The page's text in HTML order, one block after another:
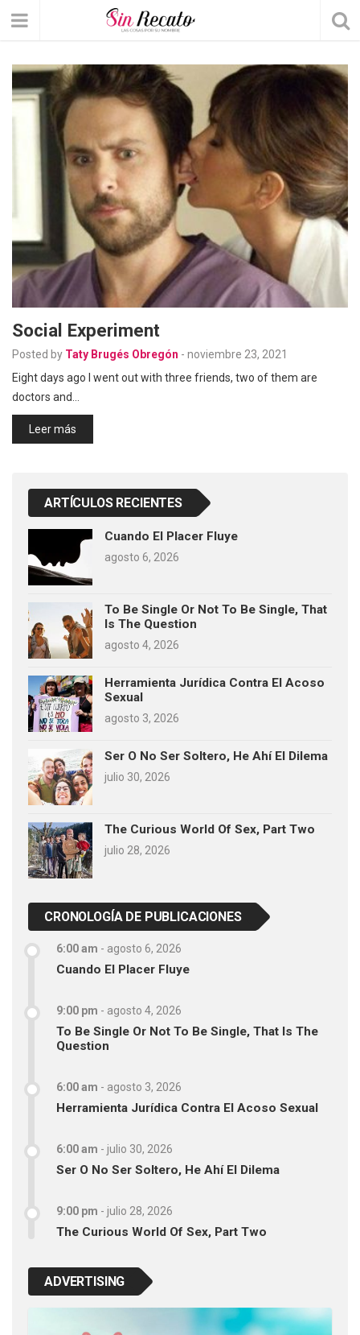
Social Experiment
Posted by Taty Brugés Obregón - noviembre 23, 2021
Eight days ago I went out with three friends, two of them are
doctors and…
Leer más
ARTÍCULOS RECIENTES
Cuando El Placer Fluye
agosto 6, 2026
To Be Single Or Not To Be Single, That
Is The Question
agosto 4, 2026
Herramienta Jurídica Contra El Acoso
Sexual
agosto 3, 2026
Ser O No Ser Soltero, He Ahí El Dilema
julio 30, 2026
The Curious World Of Sex, Part Two
julio 28, 2026
CRONOLOGÍA DE PUBLICACIONES
6:00 am - agosto 6, 2026
Cuando El Placer Fluye
9:00 pm - agosto 4, 2026
To Be Single Or Not To Be Single, That Is The
Question
6:00 am - agosto 3, 2026
Herramienta Jurídica Contra El Acoso Sexual
6:00 am - julio 30, 2026
Ser O No Ser Soltero, He Ahí El Dilema
9:00 pm - julio 28, 2026
The Curious World Of Sex, Part Two
ADVERTISING